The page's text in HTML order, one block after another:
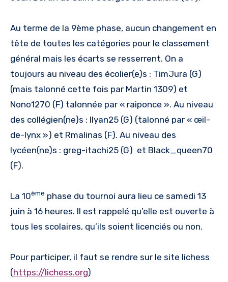
Au terme de la 9ème phase, aucun changement en
tête de toutes les catégories pour le classement
général mais les écarts se resserrent. On a
toujours au niveau des écolier(e)s : TimJura (G)
(mais talonné cette fois par Martin 1309) et
Nono1270 (F) talonnée par « raiponce ». Au niveau
des collégien(ne)s : Ilyan25 (G) (talonné par « œil-
de-lynx ») et Rmalinas (F). Au niveau des
lycéen(ne)s : greg-itachi25 (G) et Black_queen70
(F).
La 10ème phase du tournoi aura lieu ce samedi 13
juin à 16 heures. Il est rappelé qu’elle est ouverte à
tous les scolaires, qu’ils soient licenciés ou non.
Pour participer, il faut se rendre sur le site lichess
(https://lichess.org)